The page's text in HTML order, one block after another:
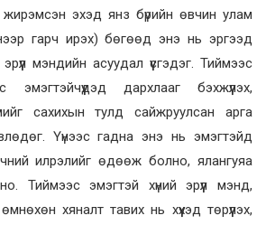
эхэд янз бүрийн өвчин улам
гарч ирэх) бөгөөд энэ нь эргээд
мэндийн асуудал үүсгэдэг. Тиймээс
дархлааг бэхжүүлэх,
сахихын тулд сайжруулсан арга
Үүнээс гадна энэ нь эмэгтэйд
илрэлийг өдөөж болно, ялангуяа
Тиймээс эмэгтэй хүний ​​эрүүл мэнд,
хяналт тавих нь хүүхэд төрүүлэх,